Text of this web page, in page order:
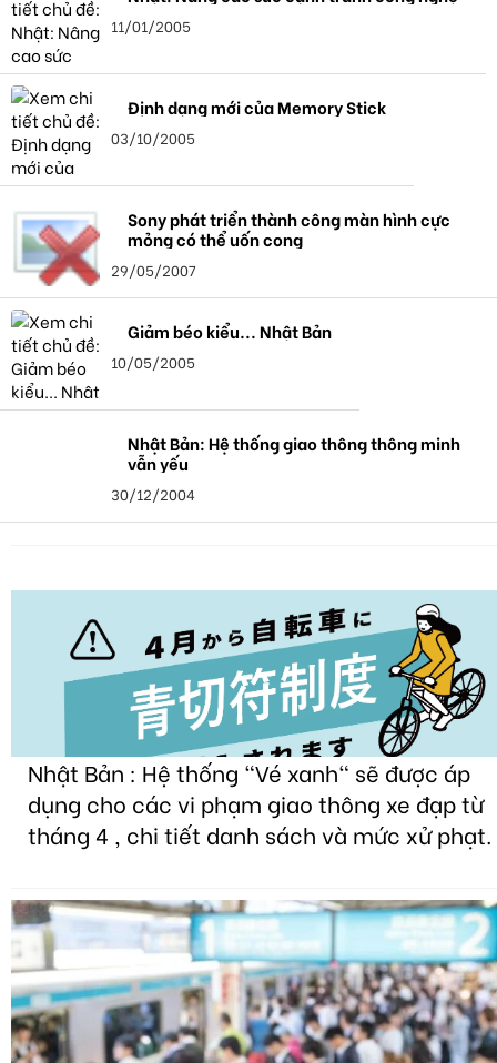
11/01/2005
Định dạng mới của Memory Stick
03/10/2005
Sony phát triển thành công màn hình cực
mỏng có thể uốn cong
29/05/2007
Giảm béo kiểu... Nhật Bản
10/05/2005
Nhật Bản: Hệ thống giao thông thông minh
vẫn yếu
30/12/2004
Nhật Bản : Hệ thống "Vé xanh" sẽ được áp
dụng cho các vi phạm giao thông xe đạp từ
tháng 4 , chi tiết danh sách và mức xử phạt.